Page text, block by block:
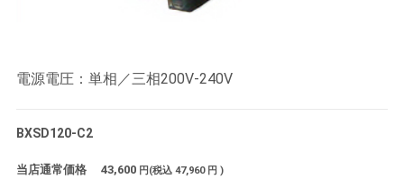
電源電圧：単相／三相200V-240V
BXSD120-C2
当店通常価格 43,600 円(税込 47,960 円 )